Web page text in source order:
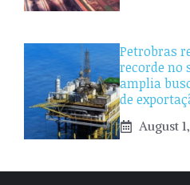
Petrobras
recorde no
amplia
de
August